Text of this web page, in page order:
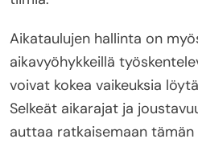
Aikataulujen hallinta on
aikavyöhykkeillä
voivat kokea vaikeuksia
Selkeät aikarajat ja
auttaa ratkaisemaan tämän